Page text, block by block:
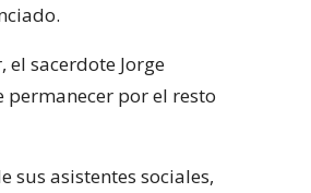
sacerdote Jorge
permanecer por el resto
sus asistentes sociales,